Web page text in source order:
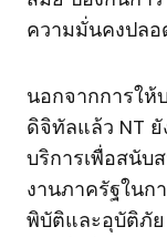
ความมั่นคงปล
นอกจากการให้
ดิจิทัลแล้ว NT
บริการเพื่อสนับ
งานภาครัฐในก
พิบัติและอุบัติภั